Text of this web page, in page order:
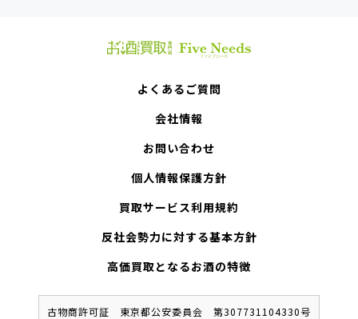
よくあるご質問
会社情報
お問い合わせ
個人情報保護方針
買取サービス利用規約
反社会勢力に対する基本方針
高価買取となるお酒の特徴
古物商許可証 東京都公安委員会 第307731104330号